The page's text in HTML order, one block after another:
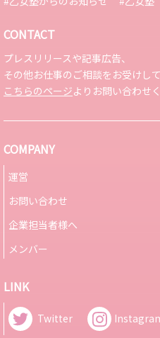
CONTACT
プレスリリースや記事広告、
その他お仕事のご相談をお受けして
こちらのページよりお問い合わせ
COMPANY
運営
お問い合わせ
企業担当者様へ
メンバー
LINK
Twitter